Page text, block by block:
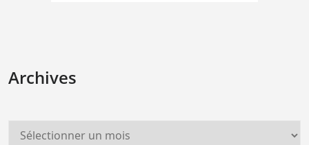
Archives